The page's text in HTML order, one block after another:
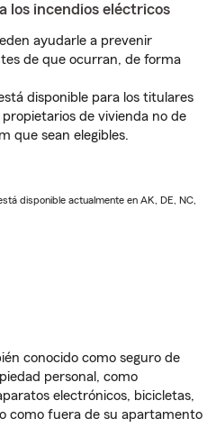
los incendios eléctricos
ayudarle a prevenir
de que ocurran, de forma
disponible para los titulares
de vivienda no de
que sean elegibles.
disponible actualmente en AK, DE, NC,
conocido como seguro de
personal, como
electrónicos, bicicletas,
como fuera de su apartamento